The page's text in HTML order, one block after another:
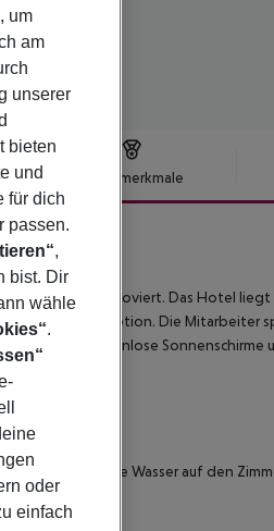
Hotelmerkmale
wurde 2013 renoviert. Das Hotel
und eine Rezeption. Die Mitarbeiter
Kostenlose
sowie Wasser auf den
um
am
unserer
bieten
und
für dich
passen.
,
bist. Dir
wähle
.
oder
einfach